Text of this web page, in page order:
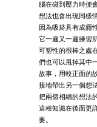
腦在碰到壓力時便
想法也會出現同樣
因為吸菸具有成癮
它一遍又一遍練習
可塑性的很棒之處
們也可以甩掉其中
故事，用較正面的
接地帶出另一個想
把兩個相續的想法
這種知識在後面更
要。